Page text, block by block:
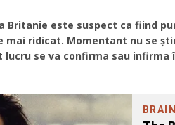
Britanie este suspect ca fiind
mai ridicat. Momentant nu se
lucru se va confirma sau infirma